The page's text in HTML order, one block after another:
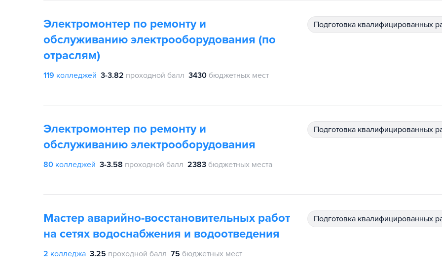
Электромонтер по ремонту и
обслуживанию электрооборудования (по
отраслям)
подготовка квалифицированных
119 колледжей 3-3.82 проходной балл 3430 бюджетных мест
Электромонтер по ремонту и
обслуживанию электрооборудования
подготовка квалифицированных
80 колледжей 3-3.58 проходной балл 2383 бюджетных места
Мастер аварийно-восстановительных работ
на сетях водоснабжения и водоотведения
подготовка квалифицированных
2 колледжа 3.25 проходной балл 75 бюджетных мест